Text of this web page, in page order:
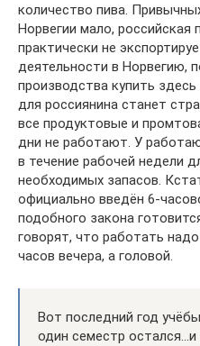
количество пива.
Норвегии мало,
практически не
деятельности в Норвегию,
производства купить
для россиянина станет
все продуктовые и
дни не работают. У
в течение рабочей недели
необходимых запасов.
официально введён 6-
подобного закона
говорят, что работать
часов вечера, а головой.
Вот последний год
один семестр